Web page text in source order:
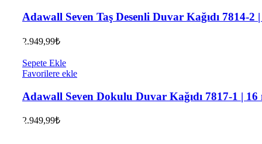
Adawall Seven Taş Desenli Duvar Kağıdı 7814-2 |
2.949,99₺
Sepete Ekle
Favorilere ekle
Adawall Seven Dokulu Duvar Kağıdı 7817-1 | 16
2.949,99₺